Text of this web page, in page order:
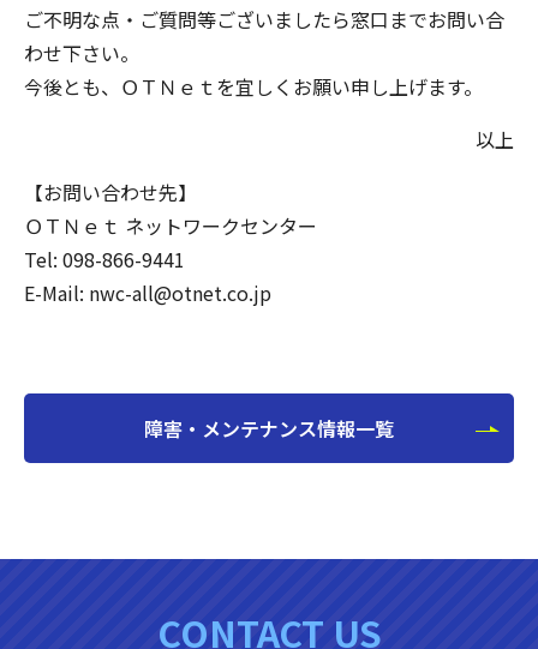
ご不明な点・ご質問等ございましたら窓口までお問い合
わせ下さい。
今後とも、ＯＴＮｅｔを宜しくお願い申し上げます。
以上
【お問い合わせ先】
ＯＴＮｅｔ ネットワークセンター
Tel: 098-866-9441
E-Mail: nwc-all@otnet.co.jp
障害・メンテナンス情報一覧
CONTACT US